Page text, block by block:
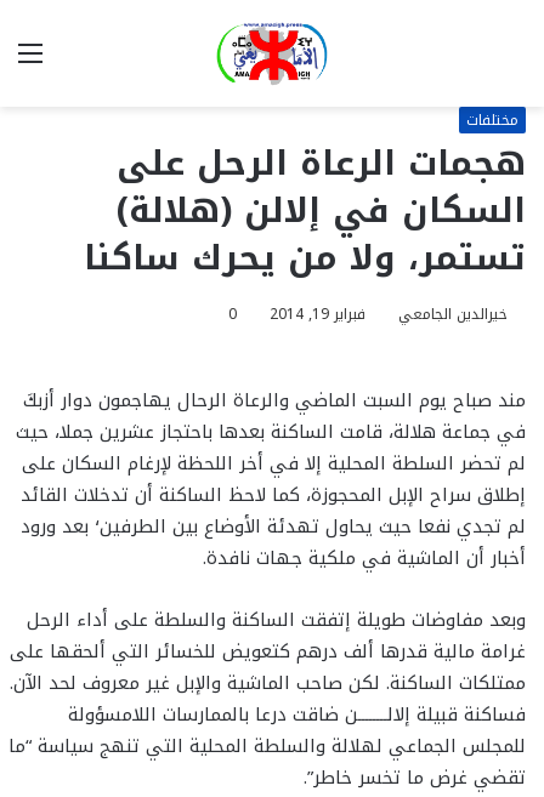
مختلفات
هجمات الرعاة الرحل على
السكان في إلالن (هلالة)
تستمر، ولا من يحرك ساكنا
خيرالدين الجامعي فبراير 19, 2014 0
مند صباح يوم السبت الماضي والرعاة الرحال يهاجمون دوار أزبكَ
في جماعة هلالة، قامت الساكنة بعدها باحتجاز عشرين جملا، حيث
لم تحضر السلطة المحلية إلا في أخر اللحظة لإرغام السكان على
إطلاق سراح الإبل المحجوزة، كما لاحظ الساكنة أن تدخلات القائد
لم تجدي نفعا حيث يحاول تهدئة الأوضاع بين الطرفين٬ بعد ورود
أخبار أن الماشية في ملكية جهات نافدة.
وبعد مفاوضات طويلة إتفقت الساكنة والسلطة على أداء الرحل
غرامة مالية قدرها ألف درهم كتعويض للخسائر التي ألحقها على
ممتلكات الساكنة. لكن صاحب الماشية والإبل غير معروف لحد الآن.
فساكنة قبيلة إلالــــــــن ضاقت درعا بالممارسات اللامسؤولة
للمجلس الجماعي لهلالة والسلطة المحلية التي تنهج سياسة “ما
تقضي غرض ما تخسر خاطر”.